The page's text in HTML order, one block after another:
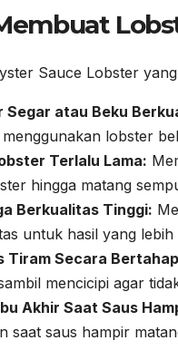
Sauce Lobster
Segar atau Beku
lobster
Terlalu Lama:
hingga matang
Berkualitas Tinggi:
untuk hasil yang lebih
Tiram Secara
mencicipi agar
Akhir Saat Saus
saat saus hampir